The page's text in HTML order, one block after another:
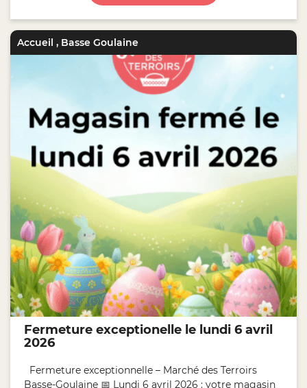
Accueil , Basse Goulaine
Fermeture exceptionelle le lundi 6 avril
2026
Fermeture exceptionnelle – Marché des Terroirs
Basse-Goulaine 📅 Lundi 6 avril 2026 : votre magasin